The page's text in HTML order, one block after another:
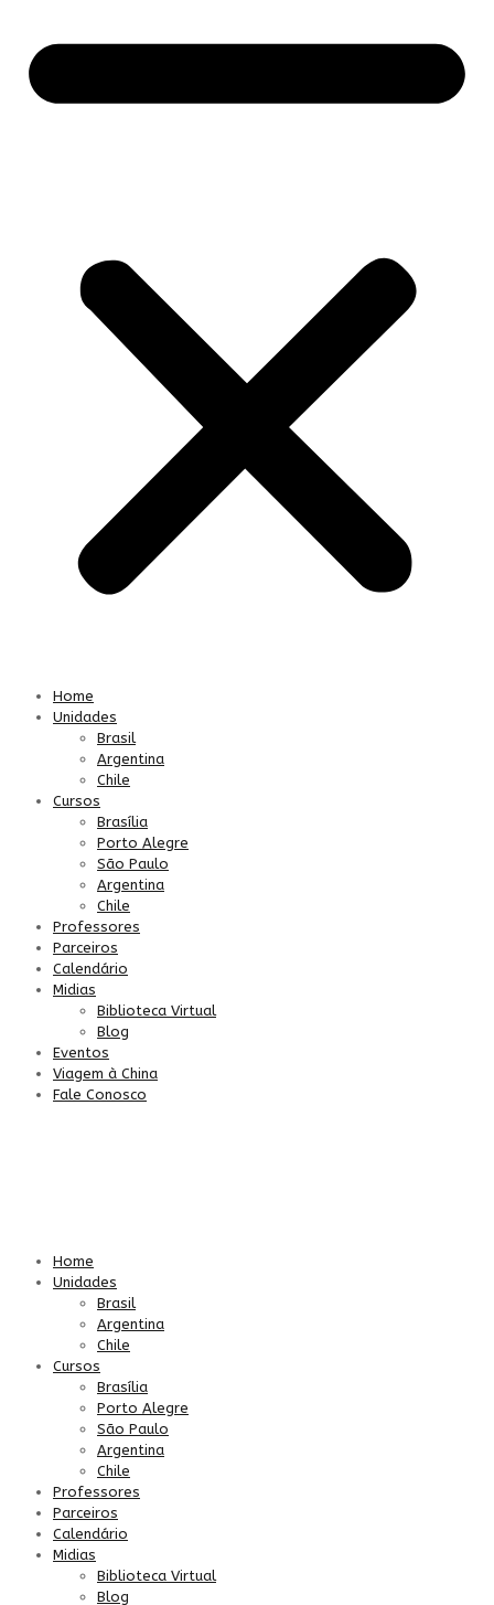
Home
Unidades
Brasil
Argentina
Chile
Cursos
Brasília
Porto Alegre
São Paulo
Argentina
Chile
Professores
Parceiros
Calendário
Midias
Biblioteca Virtual
Blog
Eventos
Viagem à China
Fale Conosco
Home
Unidades
Brasil
Argentina
Chile
Cursos
Brasília
Porto Alegre
São Paulo
Argentina
Chile
Professores
Parceiros
Calendário
Midias
Biblioteca Virtual
Blog